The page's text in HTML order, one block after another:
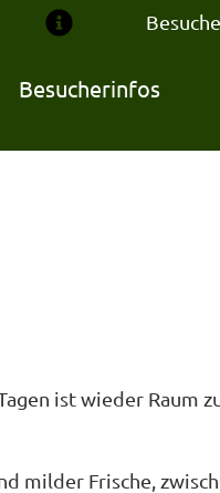
Besucherinfos
ist wieder Raum
milder Frische,